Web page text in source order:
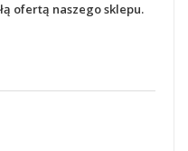
ofertą naszego sklepu.